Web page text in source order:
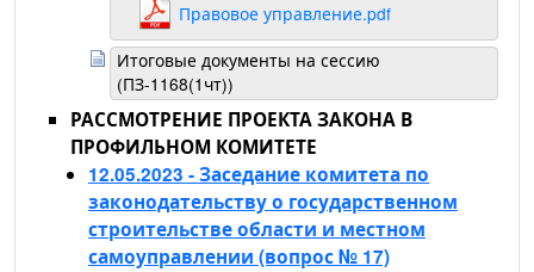
Правовое управление.pdf
Итоговые документы на сессию
(ПЗ-1168(1чт))
РАССМОТРЕНИЕ ПРОЕКТА ЗАКОНА В
ПРОФИЛЬНОМ КОМИТЕТЕ
12.05.2023 - Заседание комитета по
законодательству о государственном
строительстве области и местном
самоуправлении (вопрос № 17)